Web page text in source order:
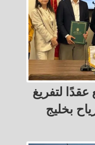
عقدًا لتفريغ
بخليج